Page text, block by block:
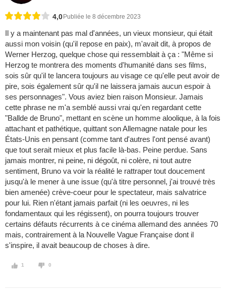
4,0 Publiée le 8 décembre 2023
Il y a maintenant pas mal d'années, un vieux monsieur, qui était
aussi mon voisin (qu'il repose en paix), m'avait dit, à propos de
Werner Herzog, quelque chose qui ressemblait à ça : "Même si
Herzog te montrera des moments d'humanité dans ses films,
sois sûr qu'il te lancera toujours au visage ce qu'elle peut avoir de
pire, sois également sûr qu'il ne laissera jamais aucun espoir à
ses personnages". Vous aviez bien raison Monsieur. Jamais
cette phrase ne m'a semblé aussi vrai qu'en regardant cette
"Ballde de Bruno", mettant en scène un homme aloolique, à la fois
attachant et pathétique, quittant son Allemagne natale pour les
États-Unis en pensant (comme tant d'autres l'ont pensé avant)
que tout serait mieux et plus facile là-bas. Peine perdue. Sans
jamais montrer, ni peine, ni dégoût, ni colère, ni tout autre
sentiment, Bruno va voir la réalité le rattraper tout doucement
jusqu'à le mener à une issue (qu'à titre personnel, j'ai trouvé très
bien amenée) crève-coeur pour le spectateur, mais salvatrice
pour lui. Rien n'étant jamais parfait (ni les oeuvres, ni les
fondamentaux qui les régissent), on pourra toujours trouver
certains défauts récurrents à ce cinéma allemand des années 70
mais, contrairement à la Nouvelle Vague Française dont il
s'inspire, il avait beaucoup de choses à dire.
1 0